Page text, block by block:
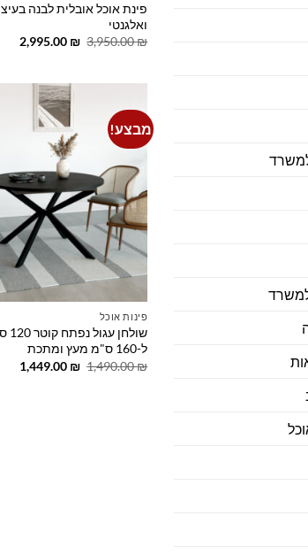
פינת אוכל אובלית לבנה
ואלגנטי
3,950.00₪
המחיר
2,995.00 ₪
מבצע!
פינות אוכל
ל-160 ס"מ מעץ ומתכת
1,490.00₪
המחיר
1,449.00 ₪